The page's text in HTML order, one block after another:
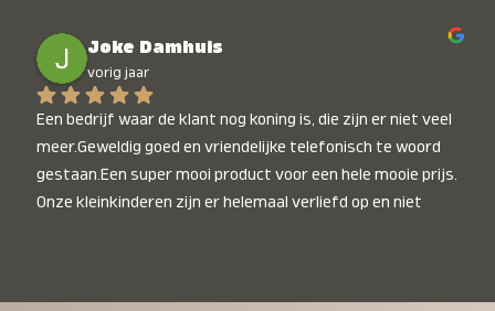
Joke Damhuis
vorig jaar
Een bedrijf waar de klant nog koning is, die zijn er niet veel
meer.Geweldig goed en vriendelijke telefonisch te woord
gestaan.Een super mooi product voor een hele mooie prijs.
Onze kleinkinderen zijn er helemaal verliefd op en niet